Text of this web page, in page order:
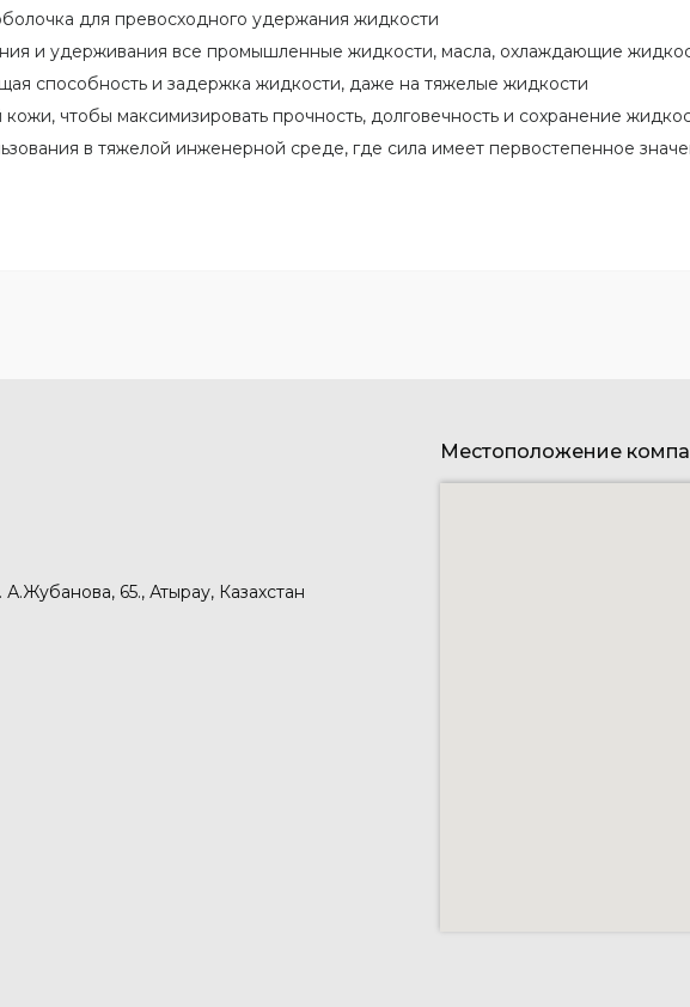
для превосходного удержания жидкости
и удерживания все промышленные жидкости, масла, охлаждающие
способность и задержка жидкости, даже на тяжелые жидкости
чтобы максимизировать прочность, долговечность и сохранение
в тяжелой инженерной среде, где сила имеет первостепенное
А.Жубанова, 65., Атырау, Казахстан
Местоположение